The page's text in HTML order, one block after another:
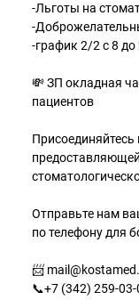
-Льготы на
-
-график 2/2 с 8 до
💸 ЗП окладная
пациентов
Отправьте нам
по телефону для
📨
📞+7 (342) 259-03-